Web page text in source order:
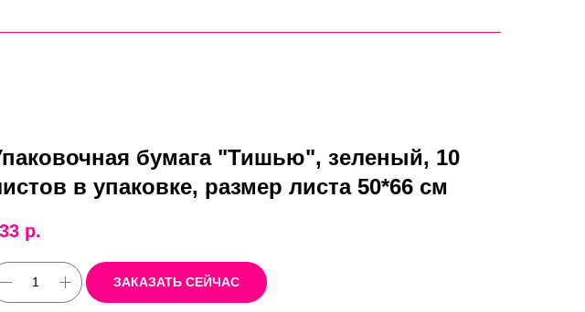
бумага "Тишью", зеленый, 10
в упаковке, размер листа 50*66 см
р.
ЗАКАЗАТЬ СЕЙЧАС